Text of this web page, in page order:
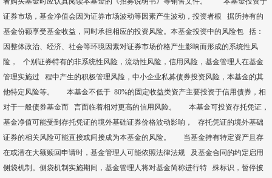
证券市场，基金净值会因为证券市场波动等因素产生波动，投资者根 据所持有的
基金份额享受基金收益，同时承担相应的投资风险。本基金投资中的风险包 括：
因整体政治、经济、社会等环境因素对证券市场价格产生影响而形成的系统性风
险， 个别证券特有的非系统性风险，流动性风险，信用风险，基金管理人在基金
管理实施过 程中产生的积极管理风险，中小企业私募债券投资风险，本基金的其
他特定风险等。 本基金不低于 80%的固定收益类资产主要投资于信用债券，相
对于一般债券基金而 言面临着相对更高的信用风险。 本基金可投资存托凭证，
基金净值可能受到存托凭证的境外基础证券价格波动影响， 存托凭证的境外基础
证券的相关风险可能直接或间接成为本基金的风险。 当基金持有特定资产且存
在或潜在大额赎回申请时，基金管理人可能依照法律法规 及基金合同的约定启用
侧袋机制。侧袋机制实施期间，基金管理人将对基金简称进行特 殊标识，暂停披